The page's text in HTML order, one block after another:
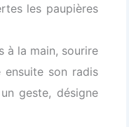
les paupières
à la main, sourire
son radis
geste, désigne